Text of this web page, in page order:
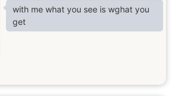
with me what you see is wghat you
get